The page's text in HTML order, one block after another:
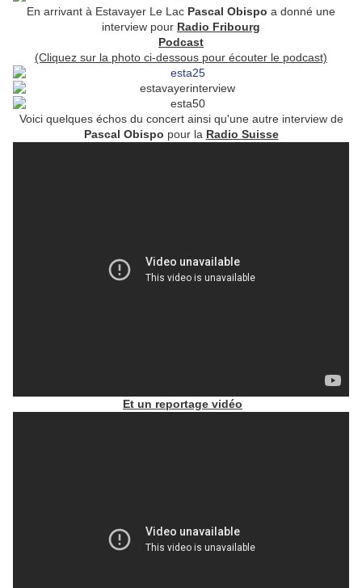
En arrivant à Estavayer Le Lac Pascal Obispo a donné une
interview pour Radio Fribourg
Podcast
(Cliquez sur la photo ci-dessous pour écouter le podcast)
Voici quelques échos du concert ainsi qu'une autre interview de
Pascal Obispo pour la Radio Suisse
Et un reportage vidéo